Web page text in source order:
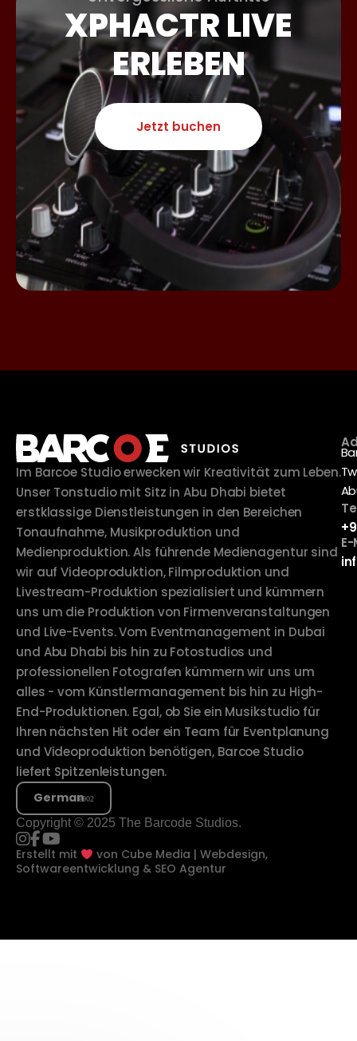
XPHACTR LIVE
ERLEBEN
Jetzt buchen
Im Barcoe Studio erwecken wir Kreativität zum Leben.
Unser Tonstudio mit Sitz in Abu Dhabi bietet
erstklassige Dienstleistungen in den Bereichen
Tonaufnahme, Musikproduktion und
Medienproduktion. Als führende Medienagentur sind
wir auf Videoproduktion, Filmproduktion und
Livestream-Produktion spezialisiert und kümmern
uns um die Produktion von Firmenveranstaltungen
und Live-Events. Vom Eventmanagement in Dubai
und Abu Dhabi bis hin zu Fotostudios und
professionellen Fotografen kümmern wir uns um
alles - vom Künstlermanagement bis hin zu High-
End-Produktionen. Egal, ob Sie ein Musikstudio für
Ihren nächsten Hit oder ein Team für Eventplanung
und Videoproduktion benötigen, Barcoe Studio
liefert Spitzenleistungen.
German
E-
Copyright © 2025 The Barcode Studios.
Erstellt mit von Cube Media | Webdesign,
Softwareentwicklung & SEO Agentur